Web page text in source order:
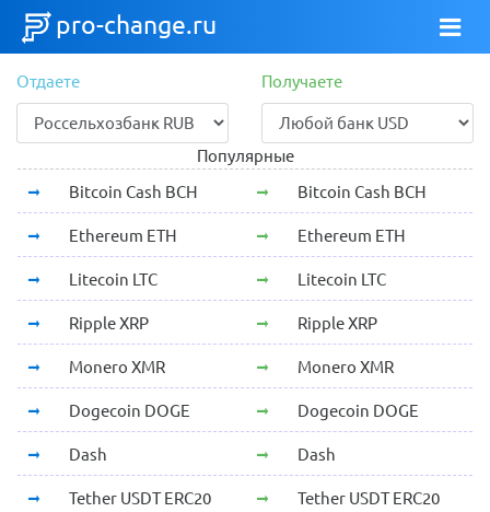
pro-change.ru
Отдаете Получаете
Популярные
Bitcoin Cash BCH
Bitcoin Cash BCH
Ethereum ETH Ethereum ETH
Litecoin LTC Litecoin LTC
Ripple XRP Ripple XRP
Monero XMR Monero XMR
Dogecoin DOGE Dogecoin DOGE
Dash Dash
Tether USDT ERC20 Tether USDT ERC20